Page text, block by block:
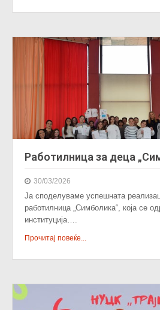
Работилница за деца
30/03/2026
Ја споделуваме успешната
работилница „Симболика“, која се
институција….
Прочитај повеќе...